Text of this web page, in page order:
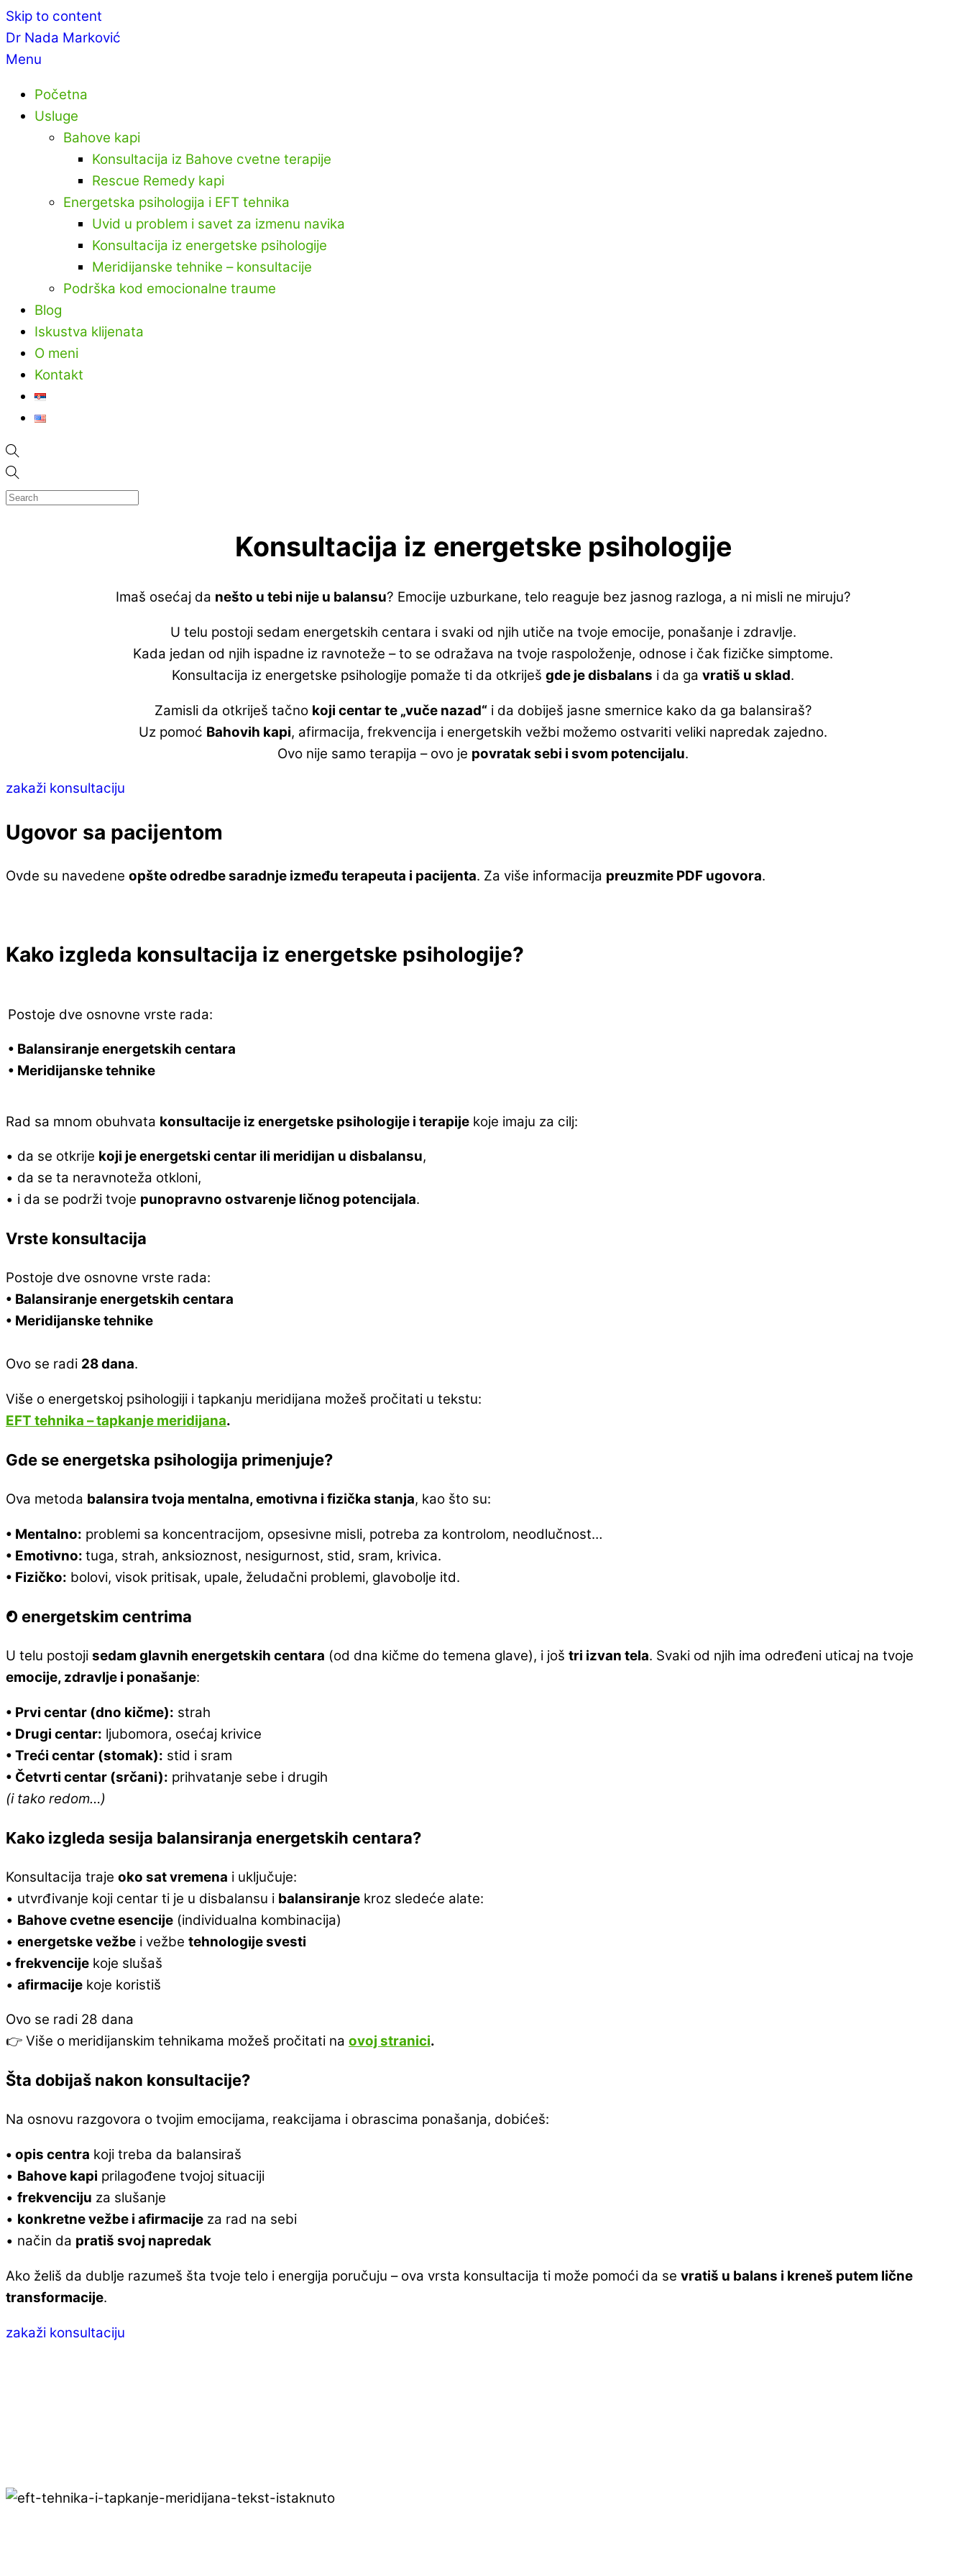
Skip to content
Dr Nada Marković
Menu
Početna
Usluge
Bahove kapi
Konsultacija iz Bahove cvetne terapije
Rescue Remedy kapi
Energetska psihologija i EFT tehnika
Uvid u problem i savet za izmenu navika
Konsultacija iz energetske psihologije
Meridijanske tehnike – konsultacije
Podrška kod emocionalne traume
Blog
Iskustva klijenata
O meni
Kontakt
Konsultacija iz energetske psihologije
Imaš osećaj da nešto u tebi nije u balansu? Emocije uzburkane, telo reaguje bez jasnog razloga, a ni misli ne miruju?
U telu postoji sedam energetskih centara i svaki od njih utiče na tvoje emocije, ponašanje i zdravlje.
Kada jedan od njih ispadne iz ravnoteže – to se odražava na tvoje raspoloženje, odnose i čak fizičke simptome.
Konsultacija iz energetske psihologije pomaže ti da otkriješ gde je disbalans i da ga vratiš u sklad.
Zamisli da otkriješ tačno koji centar te „vuče nazad“i da dobiješ jasne smernice kako da ga balansiraš?
Uz pomoć Bahovih kapi, afirmacija, frekvencija i energetskih vežbi možemo ostvariti veliki napredak zajedno.
Ovo nije samo terapija – ovo je povratak sebi i svom potencijalu.
zakaži konsultaciju
Ugovor sa pacijentom
Ovde su navedene opšte odredbe saradnje između terapeuta i pacijenta. Za više informacija preuzmite PDF ugovora.
Kako izgleda konsultacija iz energetske psihologije?
Postoje dve osnovne vrste rada:
• Balansiranje energetskih centara
• Meridijanske tehnike
Rad sa mnom obuhvata konsultacije iz energetske psihologije i terapije koje imaju za cilj:
• da se otkrije koji je energetski centar ili meridijan u disbalansu,
• da se ta neravnoteža otkloni,
• i da se podrži tvoje punopravno ostvarenje ličnog potencijala.
Vrste konsultacija
Postoje dve osnovne vrste rada:
• Balansiranje energetskih centara
• Meridijanske tehnike
Ovo se radi 28 dana.
Više o energetskoj psihologiji i tapkanju meridijana možeš pročitati u tekstu:
EFT tehnika – tapkanje meridijana.
Gde se energetska psihologija primenjuje?
Ova metoda balansira tvoja mentalna, emotivna i fizička stanja, kao što su:
• Mentalno: problemi sa koncentracijom, opsesivne misli, potreba za kontrolom, neodlučnost…
• Emotivno: tuga, strah, anksioznost, nesigurnost, stid, sram, krivica.
• Fizičko: bolovi, visok pritisak, upale, želudačni problemi, glavobolje itd.
O energetskim centrima
U telu postoji sedam glavnih energetskih centara (od dna kičme do temena glave), i još tri izvan tela. Svaki od njih ima određeni uticaj na tvoje
emocije, zdravlje i ponašanje:
• Prvi centar (dno kičme): strah
• Drugi centar: ljubomora, osećaj krivice
• Treći centar (stomak): stid i sram
• Četvrti centar (srčani): prihvatanje sebe i drugih
(i tako redom…)
Kako izgleda sesija balansiranja energetskih centara?
Konsultacija traje oko sat vremena i uključuje:
• utvrđivanje koji centar ti je u disbalansu i balansiranje kroz sledeće alate:
• Bahove cvetne esencije (individualna kombinacija)
• energetske vežbe i vežbe tehnologije svesti
• frekvencije koje slušaš
• afirmacije koje koristiš
Ovo se radi 28 dana
👉 Više o meridijanskim tehnikama možeš pročitati na ovoj stranici.
Šta dobijaš nakon konsultacije?
Na osnovu razgovora o tvojim emocijama, reakcijama i obrascima ponašanja, dobićeš:
• opis centra koji treba da balansiraš
• Bahove kapi prilagođene tvojoj situaciji
• frekvenciju za slušanje
• konkretne vežbe i afirmacije za rad na sebi
• način da pratiš svoj napredak
Ako želiš da dublje razumeš šta tvoje telo i energija poručuju – ova vrsta konsultacija ti može pomoći da se vratiš u balans i kreneš putem lične
transformacije.
zakaži konsultaciju